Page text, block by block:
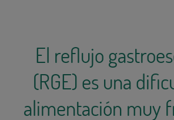
El reflujo
(RGE) es una
alimentación muy